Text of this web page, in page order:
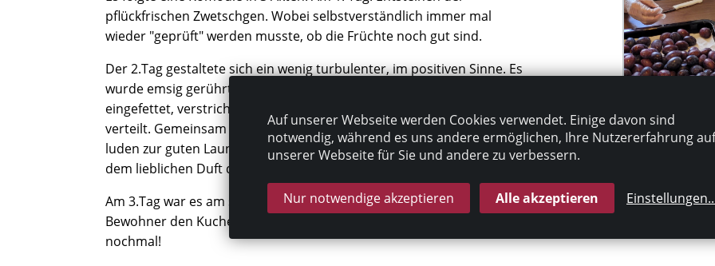
pflückfrischen Zwetschgen. Wobei selbstverständlich immer mal
wieder "geprüft" werden musste, ob die Früchte noch gut sind.
Der 2.Tag gestaltete sich ein wenig turbulenter, im positiven Sinne. Es
wurde emsig gerührt, zugefügt, ausgewogen, untergehoben,
eingefettet, verstrichen und fachgerecht Zwetschgen auf dem Teig
verteilt. Gemeinsam gesungene Küchenlieder einten die Tätigkeit und
luden zur guten Laune ein. Der Wohnbereich füllte sich langsam mit
dem lieblichen Duft des frisch gebackenen Kuchens.
Am 3.Tag war es am so weit. Mit einem Klacks Sahne genossen alle
Bewohner den Kuchen und sind sich einig: Das machen wir
nochmal!
Auf unserer Webseite werden Cookies verwendet. Einige davon sind
notwendig, während es uns andere ermöglichen, Ihre Nutzererfahrung auf
unserer Webseite für Sie und andere zu verbessern.
Nur notwendige akzeptieren Alle akzeptieren Einstellungen